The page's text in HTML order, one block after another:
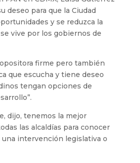
deseo para que la Ciudad
y se reduzca la
vive por los gobiernos de
firme pero también
que escucha y tiene deseo
tengan opciones de
dijo, tenemos la mejor
las alcaldías para conocer
intervención legislativa o